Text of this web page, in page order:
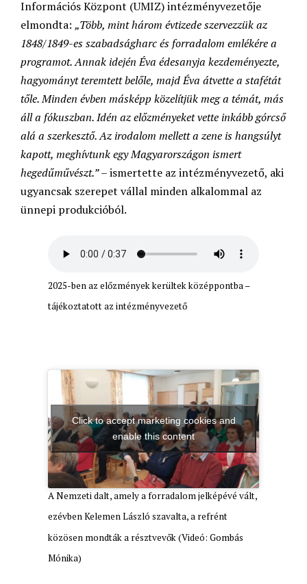
Információs Központ (UMIZ) intézményvezetője
elmondta: „Több, mint három évtizede szervezzük az
1848/1849-es szabadságharc és forradalom emlékére a
programot. Annak idején Éva édesanyja kezdeményezte,
hagyományt teremtett belőle, majd Éva átvette a stafétát
tőle. Minden évben másképp közelítjük meg a témát, más
áll a fókuszban. Idén az előzményeket vette inkább górcső
alá a szerkesztő. Az irodalom mellett a zene is hangsúlyt
kapott, meghívtunk egy Magyarországon ismert
hegedűművészt.”– ismertette az intézményvezető, aki
ugyancsak szerepet vállal minden alkalommal az
ünnepi produkcióból.
2025-ben az előzmények kerültek középpontba –
tájékoztatott az intézményvezető
Click to accept marketing cookies and
enable this content
A Nemzeti dalt, amely a forradalom jelképévé vált,
ezévben Kelemen László szavalta, a refrént
közösen mondták a résztvevők (Videó: Gombás
Mónika)